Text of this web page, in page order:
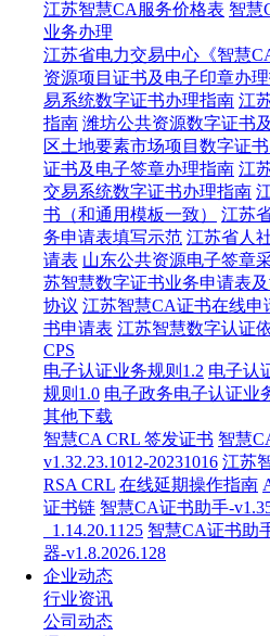
江苏智慧CA服务价格表 智慧
业务办理
江苏省电力交易中心《智慧
资源项目证书及电子印章办
易系统数字证书办理指南 江
指南 潍坊公共资源数字证书
区土地要素市场项目数字证
证书及电子签章办理指南 江
交易系统数字证书办理指南
书（和通用模板一致）
江苏
务申请表填写示范 江苏省人
请表 山东公共资源电子签章
苏智慧数字证书业务申请表
协议 江苏智慧CA证书在线申
书申请表 江苏智慧数字认证
CPS
电子认证业务规则1.2 电子认
规则1.0 电子政务电子认证业
其他下载
智慧CA CRL 签发证书 智慧
v1.32.23.1012-20231016 江苏
RSA CRL 在线延期操作指南
证书链 智慧CA证书助手-
_1.14.20.1125 智慧CA证书助
器-v1.8.2026.128
企业动态
行业资讯
公司动态